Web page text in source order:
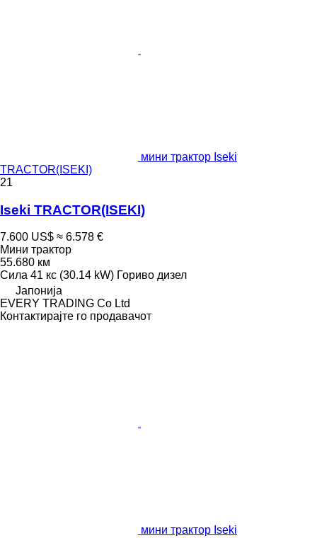
мини трактор Iseki
TRACTOR(ISEKI)
21
Iseki TRACTOR(ISEKI)
7.600 US$ ≈ 6.578 €
Мини трактор
55.680 км
Сила 41 кс (30.14 kW) Гориво дизел
Јапонија
EVERY TRADING Co Ltd
Контактирајте го продавачот
мини трактор Iseki